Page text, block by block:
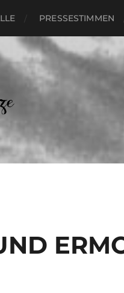
PRESSESTIMMEN